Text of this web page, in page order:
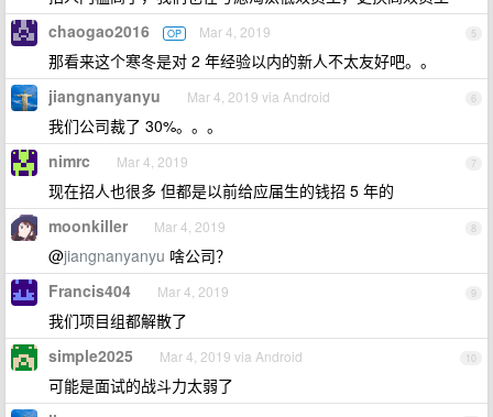
5
chaogao2016 OP Mar 4, 2019
那看来这个寒冬是对 2 年经验以内的新人不太友好吧。。
6
jiangnanyanyu Mar 4, 2019 via Android
我们公司裁了 30%。。。
7
nimrc Mar 4, 2019
现在招人也很多 但都是以前给应届生的钱招 5 年的
8
moonkiller Mar 4, 2019
@jiangnanyanyu 啥公司？
9
Francis404 Mar 4, 2019
我们项目组都解散了
10
simple2025 Mar 4, 2019 via Android
可能是面试的战斗力太弱了